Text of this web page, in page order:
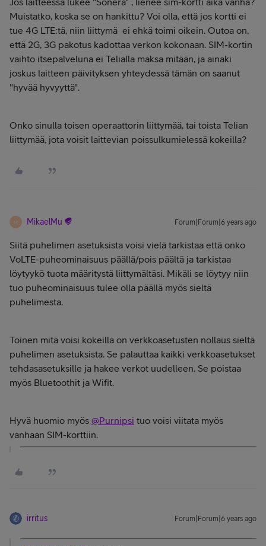
Muistatko, koska se on hankittu? Voi olla, että jos kortti ei
tue 4G LTE:tä, niin liittymä ei ehkä toimi oikein. Outoa on,
että 2G, 3G pakotus kadottaa verkon kokonaan. SIM-kortin
vaihto itsepalveluna ei Telialla maksa mitään, ja ainaki
joskus laitteen päivityksen yhteydessä tämän on saanut
"hyvää hyvyyttä".
Onko sinulla toisen operaattorin liittymää, tai toista Telian
liittymää, jota voisit laittevian poissulkumielessä kokeilla?
M MikaelMu Forum|Forum|6 years ago
Siitä puhelimen asetuksista voisi vielä tarkistaa että onko
VoLTE-puheominaisuus päällä/pois päältä ja tarkistaa
löytyykö tuota määritystä liittymältäsi. Mikäli se löytyy niin
tuo puheominaisuus tulee olla päällä myös sieltä
puhelimesta.
Toinen mitä voisi kokeilla on verkkoasetusten nollaus sieltä
puhelimen asetuksista. Se palauttaa kaikki verkkoasetukset
tehdasasetuksille ja hakee verkot uudelleen. Se poistaa
myös Bluetoothit ja Wifit.
Hyvä huomio myös @Purnipsi tuo voisi viitata myös
vanhaan SIM-korttiin.
irritus Forum|Forum|6 years ago